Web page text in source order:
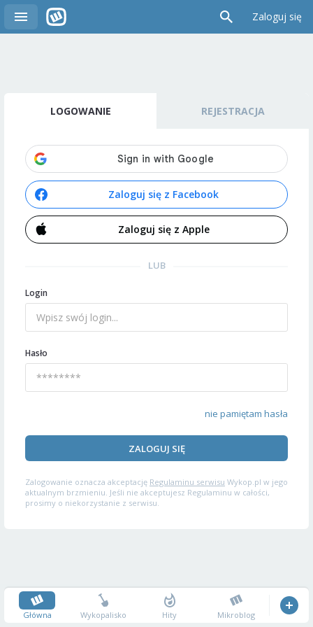
Zaloguj się
LOGOWANIE REJESTRACJA
Zaloguj się z Facebook
Zaloguj się z Apple
LUB
Login
Hasło
nie pamiętam hasła
ZALOGUJ SIĘ
Zalogowanie oznacza akceptację Regulaminu serwisu Wykop.pl w jego
aktualnym brzmieniu. Jeśli nie akceptujesz Regulaminu w całości,
prosimy o niekorzystanie z serwisu.
Główna Wykopalisko Hity Mikroblog